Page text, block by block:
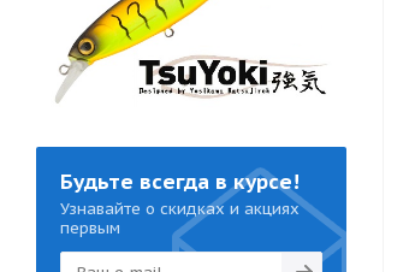
Будьте всегда в курсе!
Узнавайте о скидках и акциях
первым